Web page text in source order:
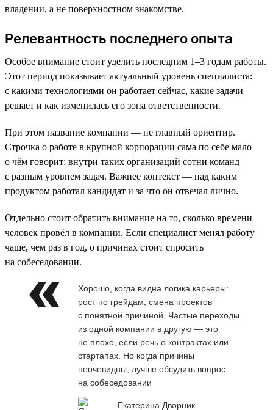
владении, а не поверхностном знакомстве.
Релевантность последнего опыта
Особое внимание стоит уделить последним 1–3 годам работы.
Этот период показывает актуальный уровень специалиста:
с какими технологиями он работает сейчас, какие задачи
решает и как изменилась его зона ответственности.
При этом название компании — не главный ориентир.
Строчка о работе в крупной корпорации сама по себе мало
о чём говорит: внутри таких организаций сотни команд
с разным уровнем задач. Важнее контекст — над каким
продуктом работал кандидат и за что он отвечал лично.
Отдельно стоит обратить внимание на то, сколько времени
человек провёл в компании. Если специалист менял работу
чаще, чем раз в год, о причинах стоит спросить
на собеседовании.
Хорошо, когда видна логика карьеры:
рост по грейдам, смена проектов
с понятной причиной. Частые переходы
из одной компании в другую — это
не плохо, если речь о контрактах или
стартапах. Но когда причины
неочевидны, лучше обсудить вопрос
на собеседовании
Екатерина Дворник